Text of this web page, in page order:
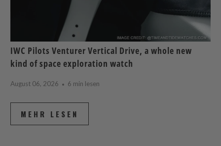
IWC Pilots Venturer Vertical Drive, a whole new
kind of space exploration watch
August 06, 2026 6 min lesen
MEHR LESEN